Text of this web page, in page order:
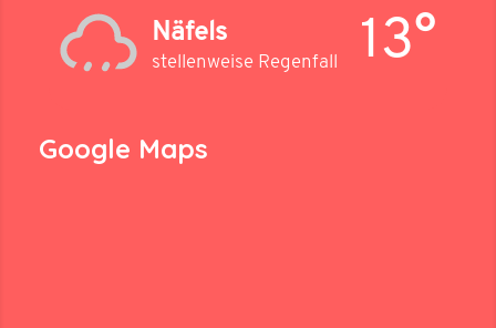
Näfels
stellenweise Regenfall 13°
Google Maps